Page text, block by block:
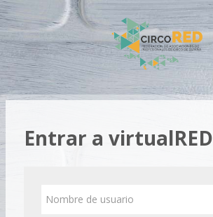
Salta al contenido principal
Entrar a virtualRED